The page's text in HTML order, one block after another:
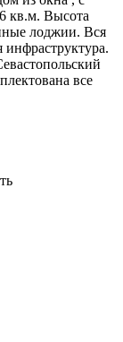
кв.м. Высота
лоджии. Вся
все